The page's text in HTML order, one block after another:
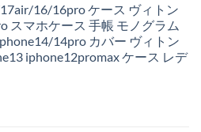
の
価
格
は
16/16pro ケース ヴィトン
スマホケース 手帳 モノグラム
14pro カバー ヴィトン
iphone12promax ケース レデ